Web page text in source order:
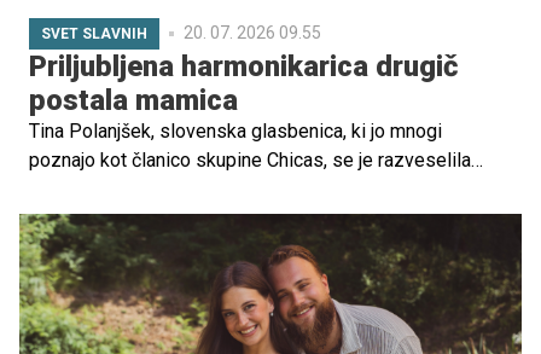
SVET SLAVNIH 20. 07. 2026 09.55
Priljubljena harmonikarica drugič
postala mamica
Tina Polanjšek, slovenska glasbenica, ki jo mnogi
poznajo kot članico skupine Chicas, se je razveselila
kratkim prvič okusila čare materinstva, je zdaj svojo
družino povečala še za enega člana.